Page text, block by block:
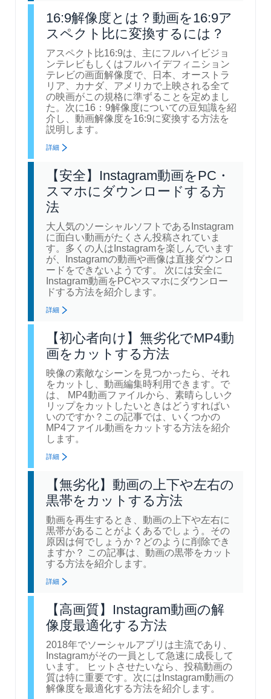
16:9解像度とは？動画を16:9ア
スペクト比に変換するには？
アスペクト比16:9は、主にフルハイビジョ
ンテレビもしくはフルハイデフィニション
テレビの画面解像度で、日本、オーストラ
リア、カナダ、アメリカで上映される全て
の映画がこの規格に準ずることを定めまし
た。次に16：9解像度についての豆知識を紹
介し、動画解像度を16:9に変換する方法を
説明します。
詳細
【安全】Instagram動画をPC・
スマホにダウンロードする方
法
大人気のソーシャルソフトであるInstagram
に面白い動画がたくさん投稿されていま
す。多くの人はInstagramを楽しんでいます
が、Instagramの動画や画像は直接ダウンロ
ードをできないようです。 次には安全に
Instagram動画をPCやスマホにダウンロー
ドする方法を紹介します。
詳細
【初心者向け】無劣化でMP4動
画をカットする方法
映像の素敵なシーンを見つかったら、それ
をカットし、動画編集時利用できます。で
は、 MP4動画ファイルから、素晴らしいク
リップをカットしたいときはどうすればい
いのですか？この記事では、いくつかの
MP4ファイル動画をカットする方法を紹介
します。
詳細
【無劣化】動画の上下や左右の
黒帯をカットする方法
動画を再生するとき、動画の上下や左右に
黒帯があることがよくあるでしょう。その
原因は何でしょうか？どのように削除でき
ますか？ この記事は、動画の黒帯をカット
する方法を紹介します。
詳細
【高画質】Instagram動画の解
像度最適化する方法
2018年でソーシャルアプリは主流であり、
Instagramがその一員として急速に成長して
います。 ヒットさせたいなら、投稿動画の
質は特に重要です。次にはInstagram動画の
解像度を最適化する方法を紹介します。